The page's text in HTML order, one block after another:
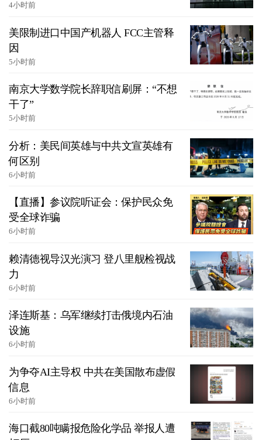
4小时前
美限制进口中国产机器人 FCC主管释
因
5小时前
南京大学数学院长辞职信刷屏：“不想
干了”
5小时前
分析：美民间英雄与中共文宣英雄有
何区别
6小时前
【直播】参议院听证会：保护民众免
受全球诈骗
6小时前
赖清德视导汉光演习 登八里舰检视战
力
6小时前
泽连斯基：乌军继续打击俄境内石油
设施
6小时前
为争夺AI主导权 中共在美国散布虚假
信息
6小时前
海口截80吨瞒报危险化学品 举报人遭